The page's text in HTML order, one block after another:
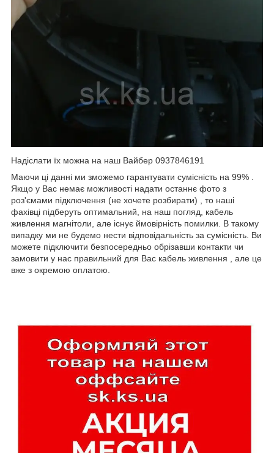
Надіслати їх можна на наш Вайбер 0937846191
Маючи ці данні ми зможемо гарантувати сумісність на 99% .
Якщо у Вас немає можливості надати останнє фото з
роз'ємами підключення (не хочете розбирати) , то наші
фахівці підберуть оптимальний, на наш погляд, кабель
живлення магнітоли, але існує ймовірність помилки. В такому
випадку ми не будемо нести відповідальність за сумісність. Ви
можете підключити безпосередньо обрізавши контакти чи
замовити у нас правильний для Вас кабель живлення , але це
вже з окремою оплатою.